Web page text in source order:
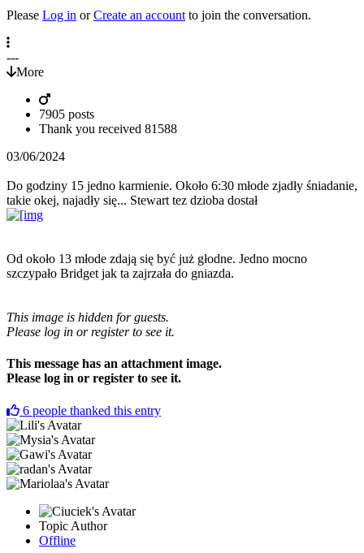
Please Log in orCreate an account to join the conversation.
---
More
7905 posts
Thank you received 81588
03/06/2024
Do godziny 15 jedno karmienie. Około 6:30 młode zjadły śniadanie,
takie okej, najadły się... Stewart tez dzioba dostał
Od około 13 młode zdają się być już głodne. Jedno mocno
szczypało Bridget jak ta zajrzała do gniazda.
This image is hidden for guests.
Please log in or register to see it.
This message has an attachment image.
Please log in or register to see it.
6 people thanked this entry
Topic Author
Offline